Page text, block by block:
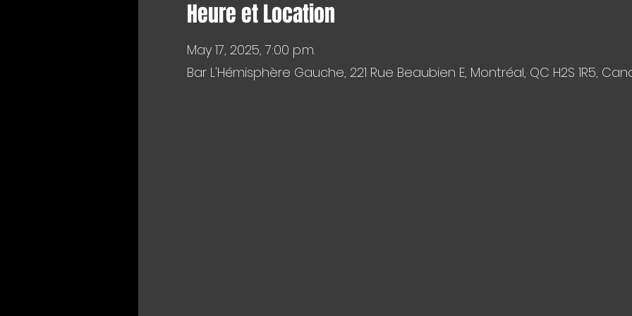
Heure et Location
May 17, 2025, 7:00 p.m.
Bar L'Hémisphère Gauche, 221 Rue Beaubien E, Montréal, QC H2S 1R5,